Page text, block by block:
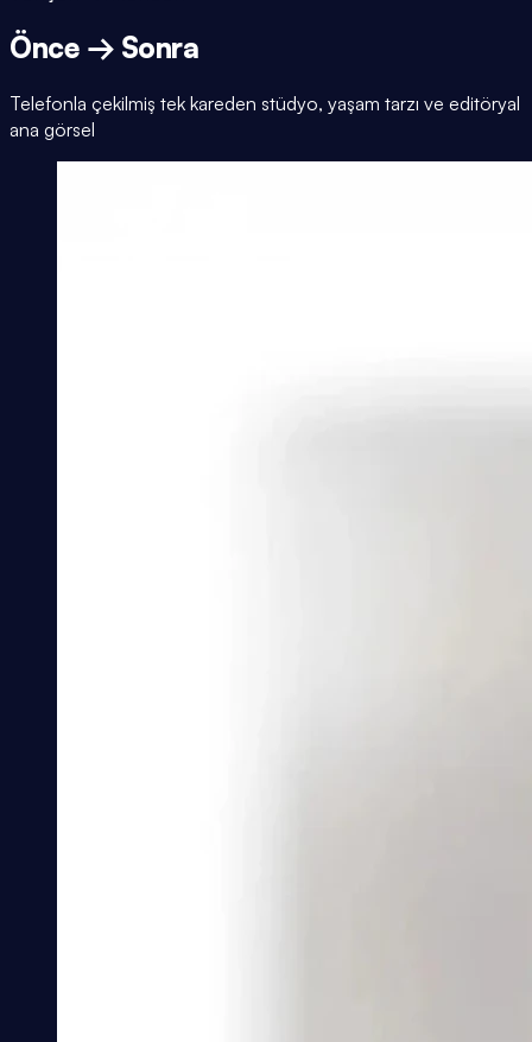
Önce → Sonra
Telefonla çekilmiş tek kareden stüdyo, yaşam tarzı ve editöryal
ana görsel